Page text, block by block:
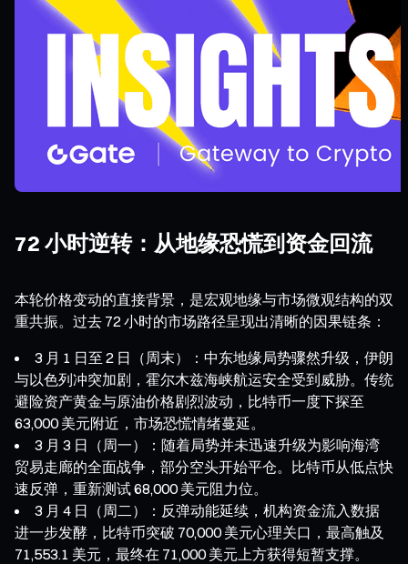
72 小时逆转：从地缘恐慌到资金回流
本轮价格变动的直接背景，是宏观地缘与市场微观结构的双
重共振。过去 72 小时的市场路径呈现出清晰的因果链条：
3 月 1 日至 2 日（周末）：中东地缘局势骤然升级，伊朗
与以色列冲突加剧，霍尔木兹海峡航运安全受到威胁。传统
避险资产黄金与原油价格剧烈波动，比特币一度下探至
63,000 美元附近，市场恐慌情绪蔓延。
3 月 3 日（周一）：随着局势并未迅速升级为影响海湾
贸易走廊的全面战争，部分空头开始平仓。比特币从低点快
速反弹，重新测试 68,000 美元阻力位。
3 月 4 日（周二）：反弹动能延续，机构资金流入数据
进一步发酵，比特币突破 70,000 美元心理关口，最高触及
71,553.1 美元，最终在 71,000 美元上方获得短暂支撑。